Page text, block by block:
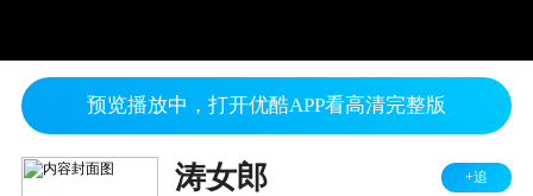
预览播放中，打开优酷APP看高清完整版
涛女郎 +追